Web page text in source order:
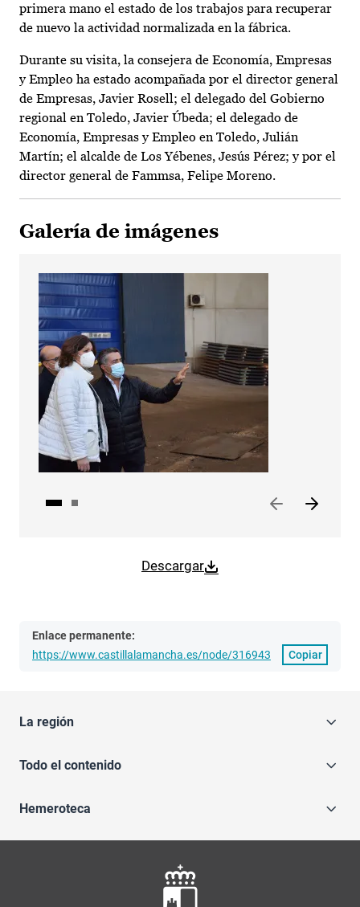
primera mano el estado de los trabajos para recuperar
de nuevo la actividad normalizada en la fábrica.
Durante su visita, la consejera de Economía, Empresas
y Empleo ha estado acompañada por el director general
de Empresas, Javier Rosell; el delegado del Gobierno
regional en Toledo, Javier Úbeda; el delegado de
Economía, Empresas y Empleo en Toledo, Julián
Martín; el alcalde de Los Yébenes, Jesús Pérez; y por el
director general de Fammsa, Felipe Moreno.
Galería de imágenes
Descargar
Enlace permanente:
https://www.castillalamancha.es/node/316943
Copiar
La región
Todo el contenido
Hemeroteca